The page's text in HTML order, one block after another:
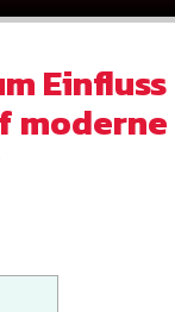
Einfluss
moderne